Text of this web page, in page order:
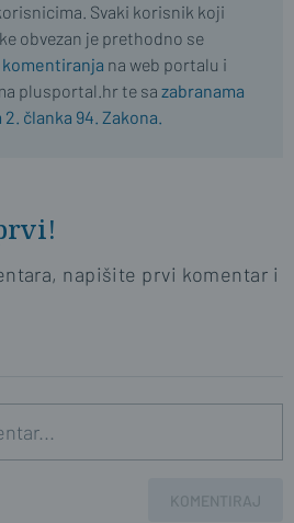
Svaki korisnik koji
obvezan je prethodno se
komentiranja na web portalu i
plusportal.hr te sa zabranama
članka 94. Zakona.
napišite prvi komentar i
KOMENTIRAJ